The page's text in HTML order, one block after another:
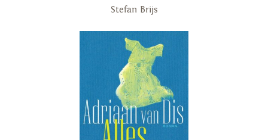
Stefan Brijs